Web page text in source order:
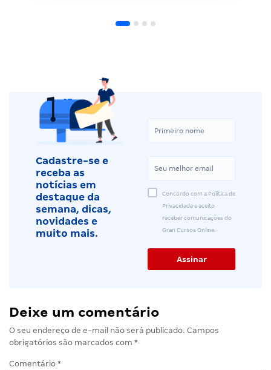
Cadastre-se e
receba as
notícias em
destaque da
semana, dicas,
novidades e
muito mais.
Concordo com a Política de
Privacidade e aceito
receber comunicações do
Gran Cursos Online.
Deixe um comentário
O seu endereço de e-mail não será publicado. Campos
obrigatórios são marcados com *
Comentário *